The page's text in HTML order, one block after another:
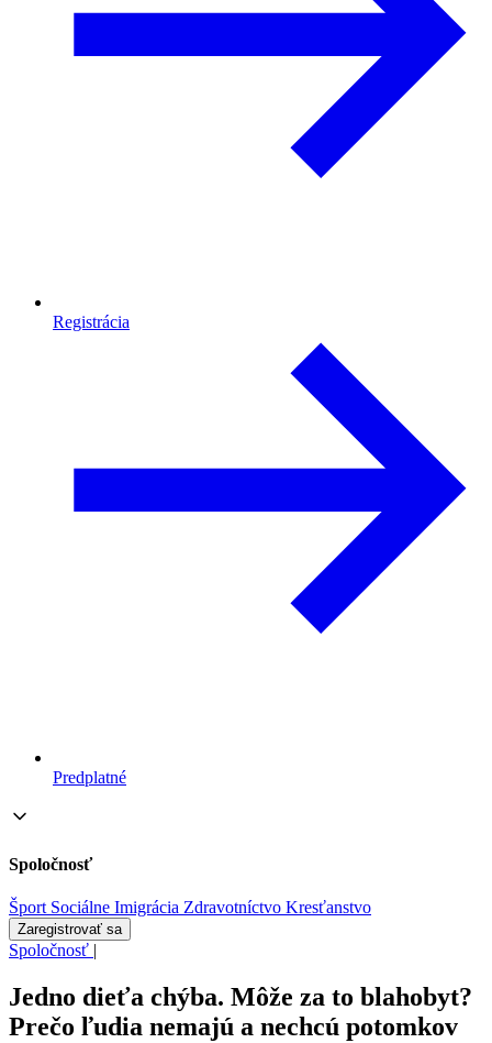
Registrácia
Predplatné
Spoločnosť
Šport Sociálne Imigrácia Zdravotníctvo Kresťanstvo
Zaregistrovať sa
Spoločnosť |
Jedno dieťa chýba. Môže za to blahobyt?
Prečo ľudia nemajú a nechcú potomkov